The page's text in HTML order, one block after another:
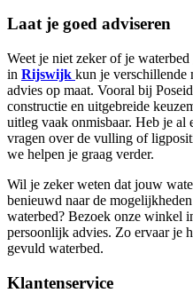
Laat je goed adviseren
Weet je niet zeker of je
in Rijswijk kun je verschillende
advies op maat. Vooral bij
constructie en uitgebreide
uitleg vaak onmisbaar. Heb je al
vragen over de vulling of
we helpen je graag verder.
Wil je zeker weten dat jouw
benieuwd naar de
waterbed? Bezoek onze winkel
persoonlijk advies. Zo ervaar je
gevuld waterbed.
Klantenservice